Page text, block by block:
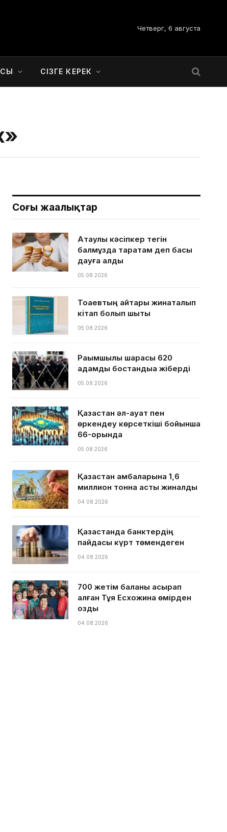
Четверг, 6 августа
СІЗГЕ КЕРЕК
Соңғы жаңалықтар
Ақтаулық кәсіпкер тегін
балмұздақ таратам деп басы
дауға қалды
05.08.2026
Тоқаевтың айтқары жинақталып
кітап болып шықты
05.08.2026
Рақымшылық шарасы 620
адамды бостандыққа жіберді
05.08.2026
Қазақстан әл-ауқат пен
өркендеу көрсеткіші бойынша
66-орында
05.08.2026
Қазақстан қамбаларына 1,6
миллион тонна астық жиналды
04.08.2026
Қазақстанда банктердің
пайдасы күрт төмендеген
04.08.2026
700 жетім баланы асырап
алған Тұяқ Есхожина өмірден
озды
04.08.2026